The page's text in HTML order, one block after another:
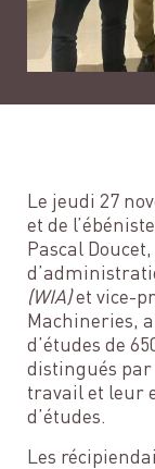
Le jeudi 27
et de
Pascal
(WIA)et vice-
Machineries,
d’études de
distingués
travail et leur
d’études.
Les